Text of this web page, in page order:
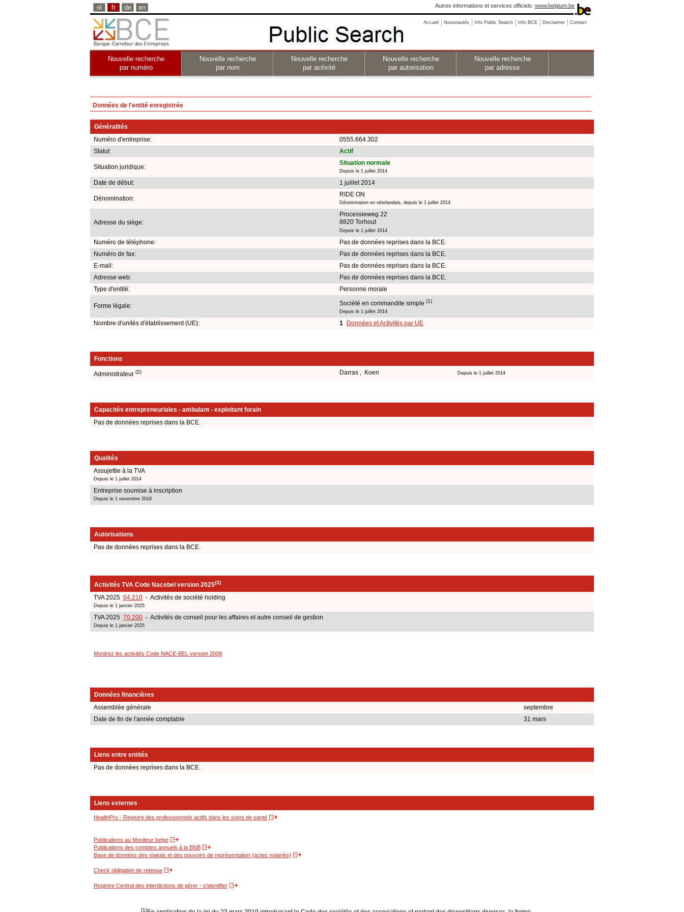
nl fr de en Autres informations et services officiels: www.belgium.be
Accueil Nouveautés Info Public Search Info BCE Disclaimer Contact
Nouvelle recherche
par numéro
Nouvelle recherche
par nom
Nouvelle recherche
par activité
Nouvelle recherche
par autorisation
Nouvelle recherche
par adresse
Données de l'entité enregistrée
Généralités
Numéro d'entreprise:
0555.664.302
Statut:
Actif
Situation juridique:
Situation normale
Depuis le 1 juillet 2014
Date de début: 1 juillet 2014
Dénomination:
RIDE ON
Dénomination en néerlandais, depuis le 1 juillet 2014
Adresse du siège:
Processieweg 22
8820 Torhout
Depuis le 1 juillet 2014
Numéro de téléphone:
Pas de données reprises dans la BCE.
Numéro de fax:
Pas de données reprises dans la BCE.
E-mail:
Pas de données reprises dans la BCE.
Adresse web:
Pas de données reprises dans la BCE.
Type d'entité:
Personne morale
Forme légale: Société en commandite simple (1)
Depuis le 1 juillet 2014
Nombre d'unités d'établissement (UE): 1 Données et Activités par UE
Fonctions
Administrateur (2) Darras , Koen Depuis le 1 juillet 2014
Capacités entrepreneuriales - ambulant - exploitant forain
Pas de données reprises dans la BCE.
Qualités
Assujettie à la TVA
Depuis le 1 juillet 2014
Entreprise soumise à inscription
Depuis le 1 novembre 2018
Autorisations
Pas de données reprises dans la BCE.
Activités TVA Code Nacebel version 2025(3)
TVA 2025 64.210 - Activités de société holding
Depuis le 1 janvier 2025
TVA 2025 70.200 - Activités de conseil pour les affaires et autre conseil de gestion
Depuis le 1 janvier 2025
Montrez les activités Code NACE-BEL version 2008
Données financières
Assemblée générale
septembre
Date de fin de l'année comptable
31 mars
Liens entre entités
Pas de données reprises dans la BCE.
Liens externes
HealthPro - Registre des professionnels actifs dans les soins de santé
Publications au Moniteur belge
Publications des comptes annuels à la BNB
Base de données des statuts et des pouvoirs de représentation (actes notariés)
Check obligation de retenue
Registre Central des interdictions de gérer - s'identifier
(1)